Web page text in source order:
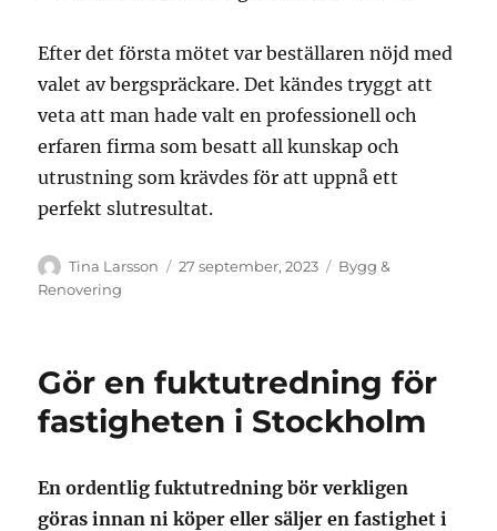
Efter det första mötet var beställaren nöjd med
valet av bergspräckare. Det kändes tryggt att
veta att man hade valt en professionell och
erfaren firma som besatt all kunskap och
utrustning som krävdes för att uppnå ett
perfekt slutresultat.
Författare
Tina Larsson
Publicerat
27 september, 2023 Kategorier
Bygg &
Renovering
Gör en fuktutredning för
fastigheten i Stockholm
En ordentlig fuktutredning bör verkligen
göras innan ni köper eller säljer en fastighet i